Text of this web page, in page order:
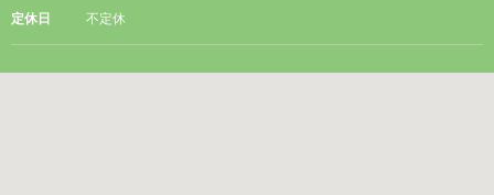
定休日 不定休